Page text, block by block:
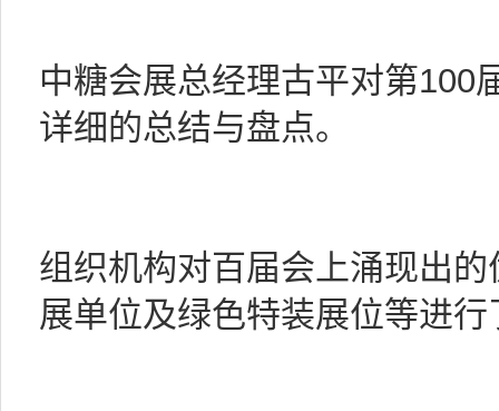
中糖会展总经理古平对第100
详细的总结与盘点。
组织机构对百届会上涌现出
展单位及绿色特装展位等进行